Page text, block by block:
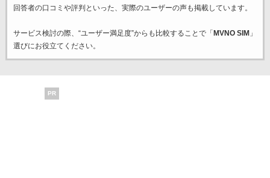
回答者の口コミや評判といった、実際のユーザーの声も掲載しています。
サービス検討の際、“ユーザー満足度”からも比較することで「 MVNO SIM 」
選びにお役立てください。
PR